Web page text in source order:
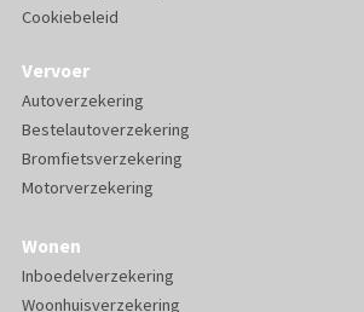
Cookiebeleid
Vervoer
Autoverzekering
Bestelautoverzekering
Bromfietsverzekering
Motorverzekering
Wonen
Inboedelverzekering
Woonhuisverzekering